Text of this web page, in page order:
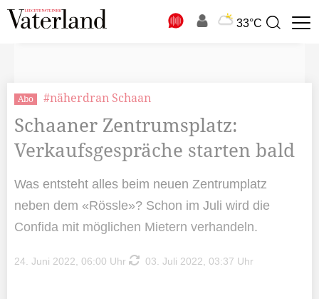
33°C
Suchbegriff
Abo #näherdran Schaan
Schaaner Zentrumsplatz:
Verkaufsgespräche starten bald
Was entsteht alles beim neuen Zentrumplatz
neben dem «Rössle»? Schon im Juli wird die
Confida mit möglichen Mietern verhandeln.
24. Juni 2022, 06:00 Uhr 03. Juli 2022, 03:37 Uhr